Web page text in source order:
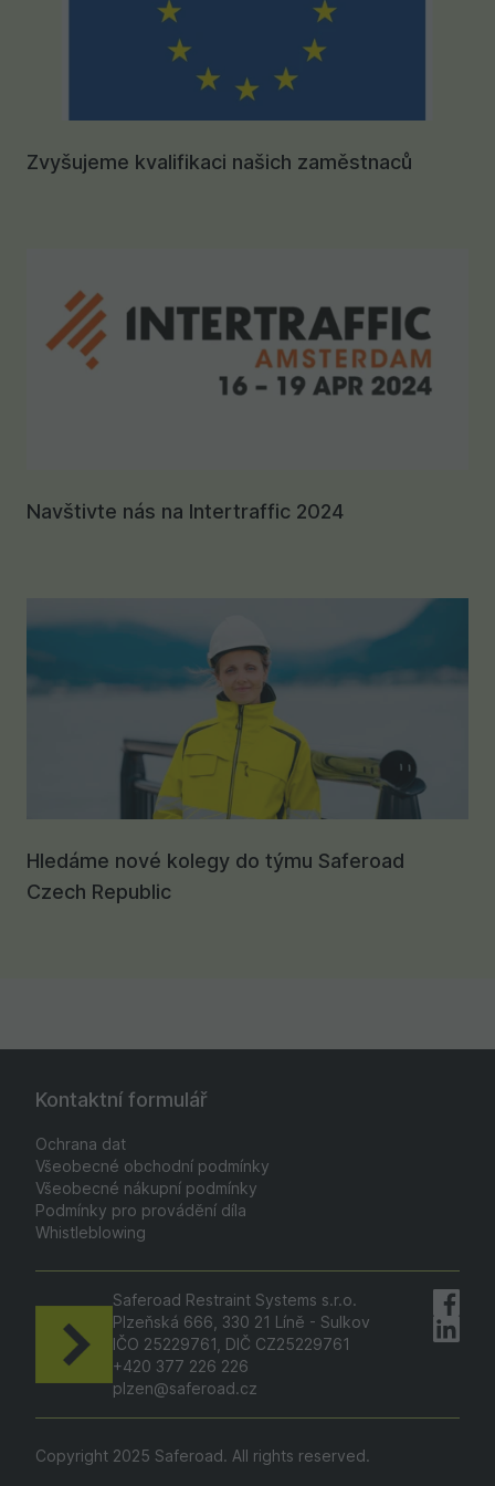
Zvyšujeme kvalifikaci našich zaměstnaců
Navštivte nás na Intertraffic 2024
Hledáme nové kolegy do týmu Saferoad
Czech Republic
Kontaktní formulář
Ochrana dat
Všeobecné obchodní podmínky
Všeobecné nákupní podmínky
Podmínky pro provádění díla
Whistleblowing
Saferoad Restraint Systems s.r.o.
Plzeňská 666, 330 21 Líně - Sulkov
IČO 25229761, DIČ CZ25229761
+420 377 226 226
plzen@saferoad.cz
Copyright 2025 Saferoad. All rights reserved.